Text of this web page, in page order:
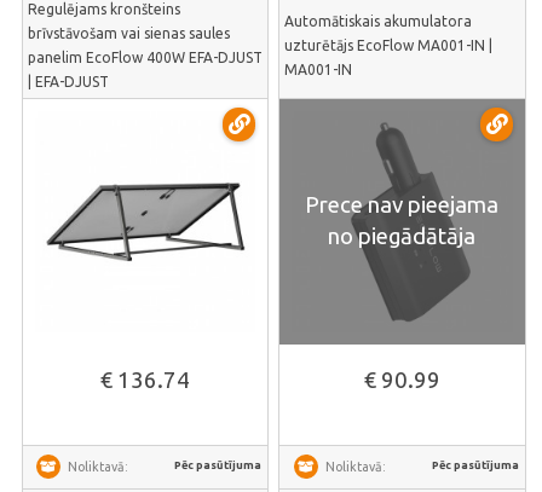
Regulējams kronšteins
brīvstāvošam vai sienas saules
panelim EcoFlow 400W EFA-DJUST
| EFA-DJUST
€ 136.74
Noliktavā: Pēc pasūtījuma
Automātiskais akumulatora
uzturētājs EcoFlow MA001-IN |
MA001-IN
Prece nav pieejama
no piegādātāja
€ 90.99
Noliktavā: Pēc pasūtījuma